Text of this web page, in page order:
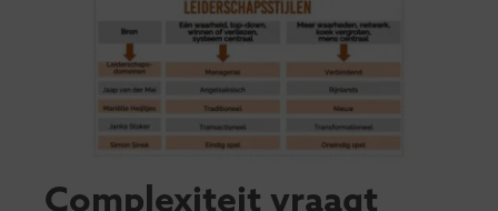
Complexiteit vraagt